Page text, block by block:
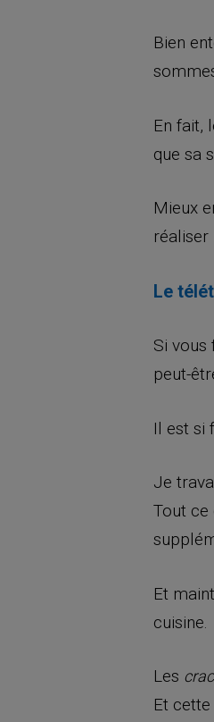
Bien
En fait,
que sa
Mieux
Le
Si vous
peut-
Il est si
Je
Tout ce
Et
cuisine.
Les
Et